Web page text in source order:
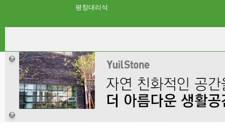
평창대리석